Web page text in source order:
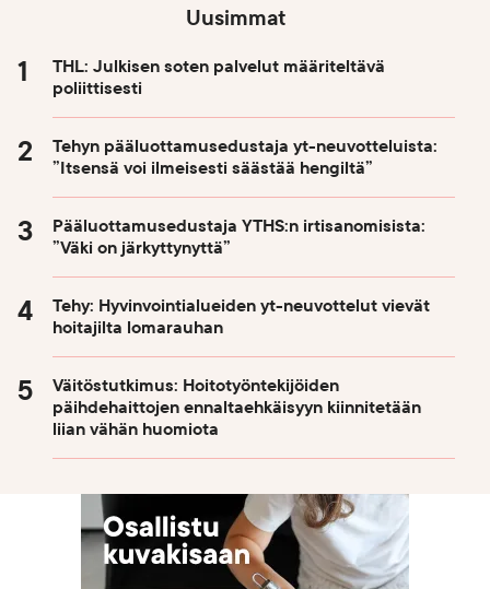
Uusimmat
THL: Julkisen soten palvelut määriteltävä
poliittisesti
Tehyn pääluottamusedustaja yt-neuvotteluista:
”Itsensä voi ilmeisesti säästää hengiltä”
Pääluottamusedustaja YTHS:n irtisanomisista:
”Väki on järkyttynyttä”
Tehy: Hyvinvointialueiden yt-neuvottelut vievät
hoitajilta lomarauhan
Väitöstutkimus: Hoitotyöntekijöiden
päihdehaittojen ennaltaehkäisyyn kiinnitetään
liian vähän huomiota